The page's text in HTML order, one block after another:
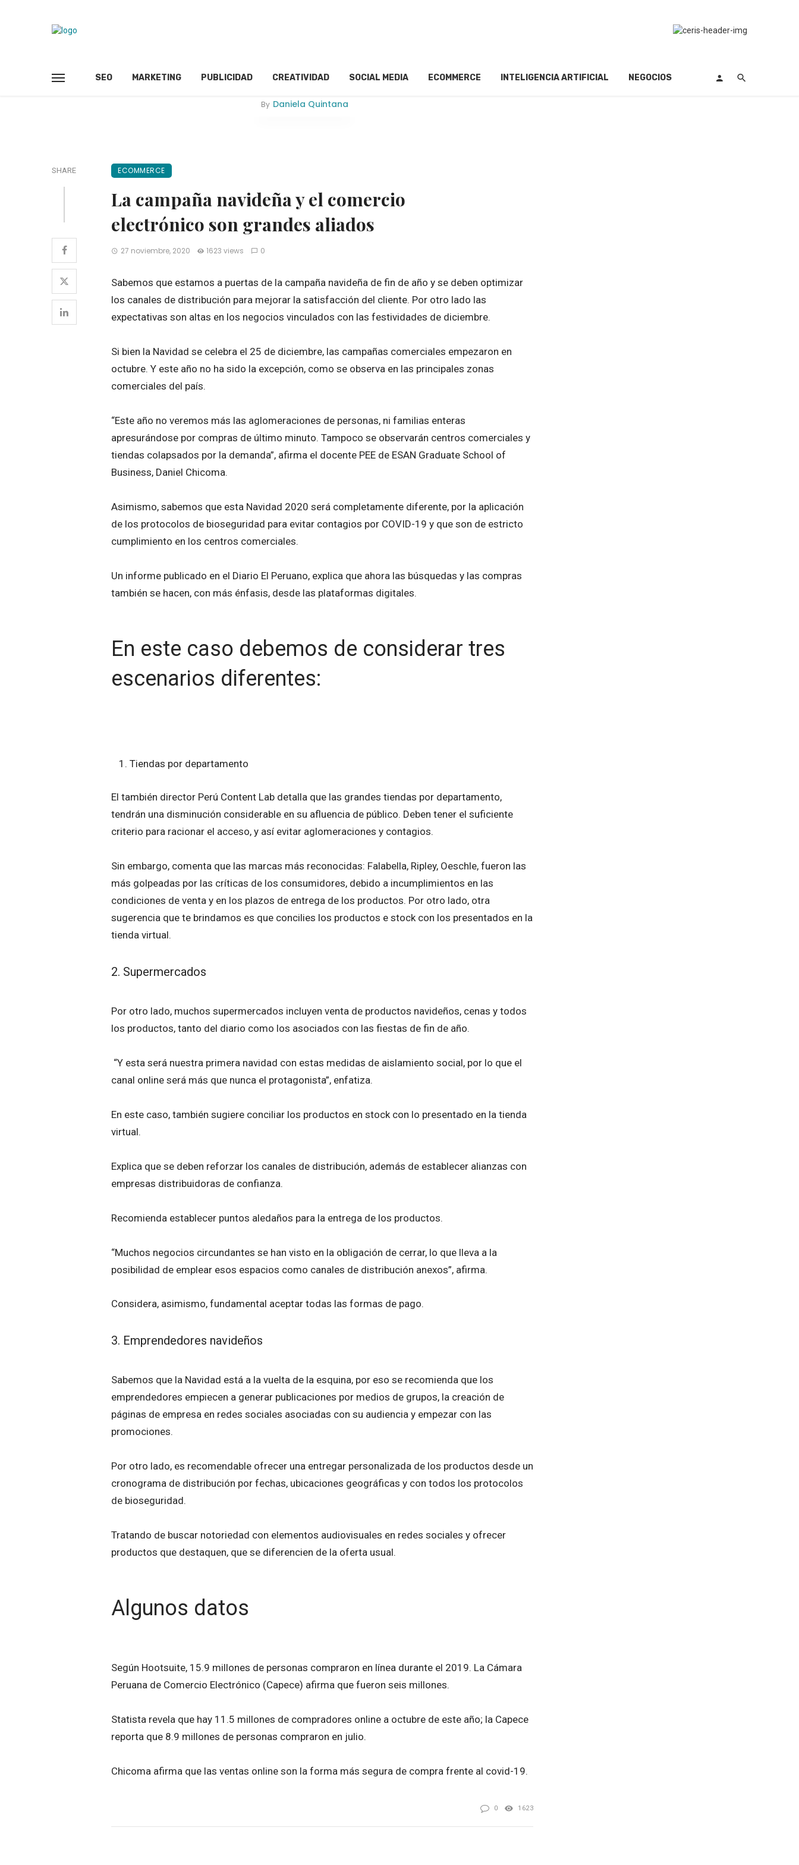
SEO MARKETING PUBLICIDAD CREATIVIDAD SOCIAL MEDIA ECOMMERCE INTELIGENCIA ARTIFICIAL NEGOCIOS
By Daniela Quintana
SHARE ECOMMERCE
La campaña navideña y el comercio
electrónico son grandes aliados
27 noviembre, 2020 1623 views 0
Sabemos que estamos a puertas de la campaña navideña de fin de año y se deben optimizar
los canales de distribución para mejorar la satisfacción del cliente. Por otro lado las
expectativas son altas en los negocios vinculados con las festividades de diciembre.
Si bien la Navidad se celebra el 25 de diciembre, las campañas comerciales empezaron en
octubre. Y este año no ha sido la excepción, como se observa en las principales zonas
comerciales del país.
“Este año no veremos más las aglomeraciones de personas, ni familias enteras
apresurándose por compras de último minuto. Tampoco se observarán centros comerciales y
tiendas colapsados por la demanda”, afirma el docente PEE de ESAN Graduate School of
Business, Daniel Chicoma.
Asimismo, sabemos que esta Navidad 2020 será completamente diferente, por la aplicación
de los protocolos de bioseguridad para evitar contagios por COVID-19 y que son de estricto
cumplimiento en los centros comerciales.
Un informe publicado en el Diario El Peruano, explica que ahora las búsquedas y las compras
también se hacen, con más énfasis, desde las plataformas digitales.
En este caso debemos de considerar tres
escenarios diferentes:
Tiendas por departamento
El también director Perú Content Lab detalla que las grandes tiendas por departamento,
tendrán una disminución considerable en su afluencia de público. Deben tener el suficiente
criterio para racionar el acceso, y así evitar aglomeraciones y contagios.
Sin embargo, comenta que las marcas más reconocidas: Falabella, Ripley, Oeschle, fueron las
más golpeadas por las críticas de los consumidores, debido a incumplimientos en las
condiciones de venta y en los plazos de entrega de los productos. Por otro lado, otra
sugerencia que te brindamos es que concilies los productos e stock con los presentados en la
tienda virtual.
2. Supermercados
Por otro lado, muchos supermercados incluyen venta de productos navideños, cenas y todos
los productos, tanto del diario como los asociados con las fiestas de fin de año.
“Y esta será nuestra primera navidad con estas medidas de aislamiento social, por lo que el
canal online será más que nunca el protagonista”, enfatiza.
En este caso, también sugiere conciliar los productos en stock con lo presentado en la tienda
virtual.
Explica que se deben reforzar los canales de distribución, además de establecer alianzas con
empresas distribuidoras de confianza.
Recomienda establecer puntos aledaños para la entrega de los productos.
“Muchos negocios circundantes se han visto en la obligación de cerrar, lo que lleva a la
posibilidad de emplear esos espacios como canales de distribución anexos”, afirma.
Considera, asimismo, fundamental aceptar todas las formas de pago.
3. Emprendedores navideños
Sabemos que la Navidad está a la vuelta de la esquina, por eso se recomienda que los
emprendedores empiecen a generar publicaciones por medios de grupos, la creación de
páginas de empresa en redes sociales asociadas con su audiencia y empezar con las
promociones.
Por otro lado, es recomendable ofrecer una entregar personalizada de los productos desde un
cronograma de distribución por fechas, ubicaciones geográficas y con todos los protocolos
de bioseguridad.
Tratando de buscar notoriedad con elementos audiovisuales en redes sociales y ofrecer
productos que destaquen, que se diferencien de la oferta usual.
Algunos datos
Según Hootsuite, 15.9 millones de personas compraron en línea durante el 2019. La Cámara
Peruana de Comercio Electrónico (Capece) afirma que fueron seis millones.
Statista revela que hay 11.5 millones de compradores online a octubre de este año; la Capece
reporta que 8.9 millones de personas compraron en julio.
Chicoma afirma que las ventas online son la forma más segura de compra frente al covid-19.
0 1623